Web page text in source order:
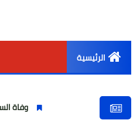
الرئيسية
وفاة السفير